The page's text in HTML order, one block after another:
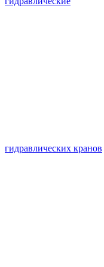
гидравлических кранов